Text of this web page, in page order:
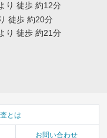
り 徒歩 約12分
徒歩 約20分
り 徒歩 約21分
とは
お問い合わせ